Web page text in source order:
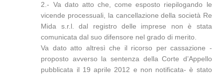
2.- Va dato atto che, come esposto riepilogando le
vicende processuali, la cancellazione della società Re
Mida s.r.l. dal registro delle imprese non è stata
comunicata dal suo difensore nel grado di merito.
Va dato atto altresì che il ricorso per cassazione -
proposto avverso la sentenza della Corte d’Appello
pubblicata il 19 aprile 2012 e non notificata- è stato